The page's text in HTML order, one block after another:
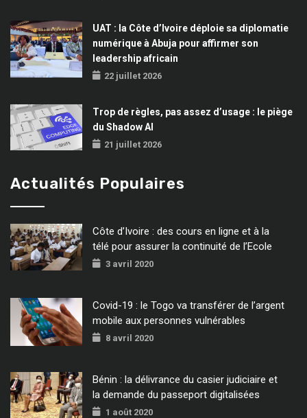
UAT : la Côte d’Ivoire déploie sa diplomatie
numérique à Abuja pour affirmer son
leadership africain
22 juillet 2026
Trop de règles, pas assez d’usage : le piège
du Shadow AI
21 juillet 2026
Actualités Populaires
Côte d’Ivoire : des cours en ligne et à la
télé pour assurer la continuité de l’Ecole
3 avril 2020
Covid-19 : le Togo va transférer de l’argent
mobile aux personnes vulnérables
8 avril 2020
Bénin : la délivrance du casier judiciaire et
la demande du passeport digitalisées
1 août 2020